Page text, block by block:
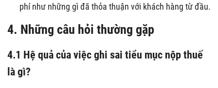
phí như những gì đã thỏa thuận với khách hàng từ đầu.
4. Những câu hỏi thường gặp
4.1 Hệ quả của việc ghi sai tiểu mục nộp thuế
là gì?